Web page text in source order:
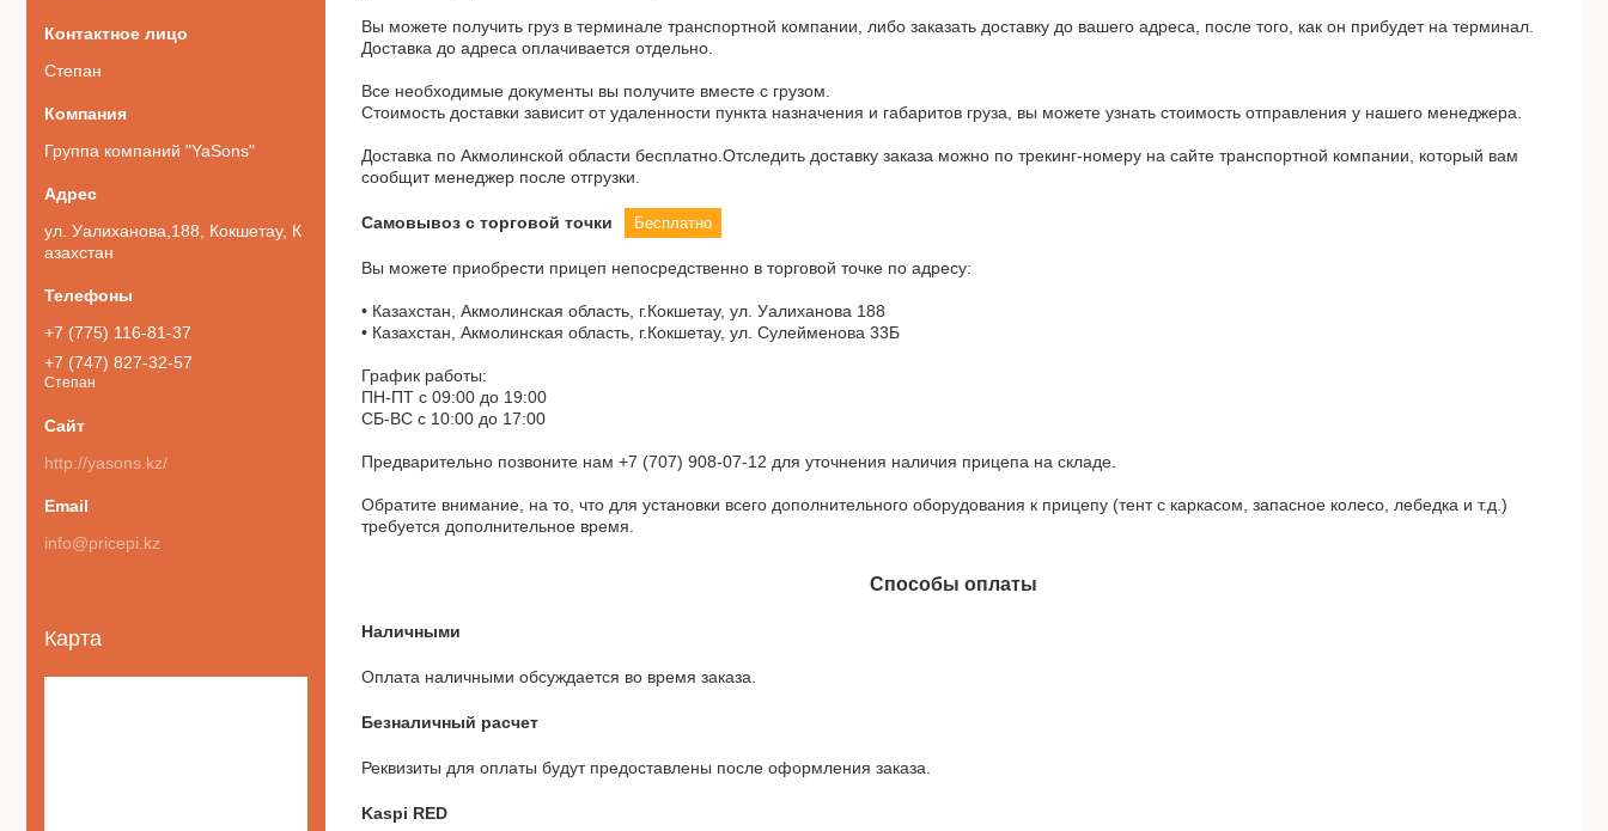
Вы можете получить груз в терминале транспортной компании, либо заказать доставку до вашего адреса, после того, как он прибудет на терминал.
Доставка до адреса оплачивается отдельно.
Все необходимые документы вы получите вместе с грузом.
Стоимость доставки зависит от удаленности пункта назначения и габаритов груза, вы можете узнать стоимость отправления у нашего менеджера.
Доставка по Акмолинской области бесплатно.Отследить доставку заказа можно по трекинг-номеру на сайте транспортной компании, который вам
сообщит менеджер после отгрузки.
Самовывоз с торговой точки Бесплатно
Вы можете приобрести прицеп непосредственно в торговой точке по адресу:
• Казахстан, Акмолинская область, г.Кокшетау, ул. Уалиханова 188
• Казахстан, Акмолинская область, г.Кокшетау, ул. Сулейменова 33Б
График работы:
ПН-ПТ с 09:00 до 19:00
СБ-ВС с 10:00 до 17:00
Предварительно позвоните нам +7 (707) 908-07-12 для уточнения наличия прицепа на складе.
Обратите внимание, на то, что для установки всего дополнительного оборудования к прицепу (тент с каркасом, запасное колесо, лебедка и т.д.)
требуется дополнительное время.
Способы оплаты
Наличными
Оплата наличными обсуждается во время заказа.
Безналичный расчет
Реквизиты для оплаты будут предоставлены после оформления заказа.
Kaspi RED
Степан
Группа компаний "YaSons"
ул. Уалиханова,188, Кокшетау, К
азахстан
+7 (775) 116-81-37
+7 (747) 827-32-57
Степан
http://yasons.kz/
info@pricepi.kz
Карта